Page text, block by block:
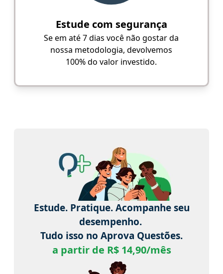
Estude com segurança
Se em até 7 dias você não gostar da
nossa metodologia, devolvemos
100% do valor investido.
Estude. Pratique. Acompanhe seu
desempenho.
Tudo isso no Aprova Questões.
a partir de R$ 14,90/mês